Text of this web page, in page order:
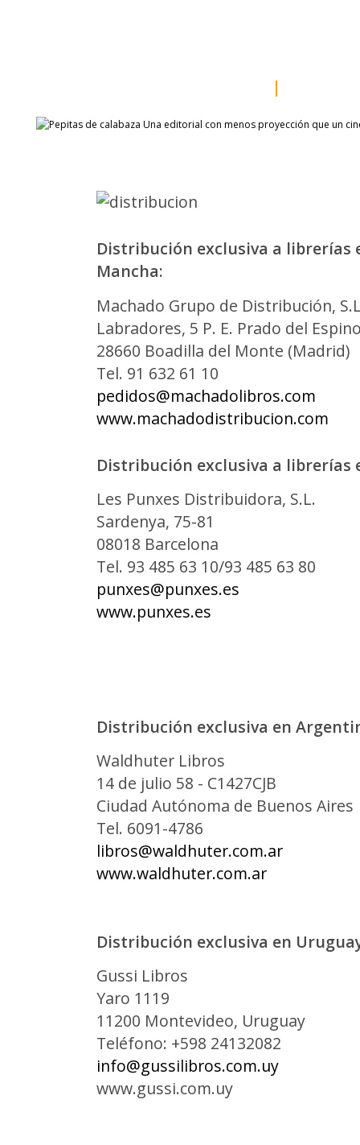
Distribución exclusiva a librerías
Mancha:
Machado Grupo de Distribución,
Labradores, 5 P. E. Prado del
28660 Boadilla del Monte (Madrid)
Tel. 91 632 61 10
pedidos@machadolibros.com
www.machadodistribucion.com
Distribución exclusiva a librerías
Les Punxes Distribuidora, S.L.
Sardenya, 75-81
08018 Barcelona
Tel. 93 485 63 10/93 485 63 80
punxes@punxes.es
www.punxes.es
Distribución exclusiva en
Waldhuter Libros
14 de julio 58 - C1427CJB
Ciudad Autónoma de Buenos Aires
Tel. 6091-4786
libros@waldhuter.com.ar
www.waldhuter.com.ar
Distribución exclusiva en
Gussi Libros
Yaro 1119
11200 Montevideo, Uruguay
Teléfono: +598 24132082
info@gussilibros.com.uy
www.gussi.com.uy